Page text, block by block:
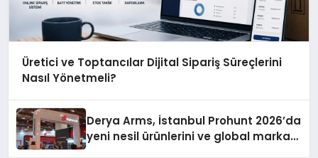
Üretici ve Toptancılar Dijital Sipariş Süreçlerini
Nasıl Yönetmeli?
Derya Arms, İstanbul Prohunt 2026’da
yeni nesil ürünlerini ve global marka